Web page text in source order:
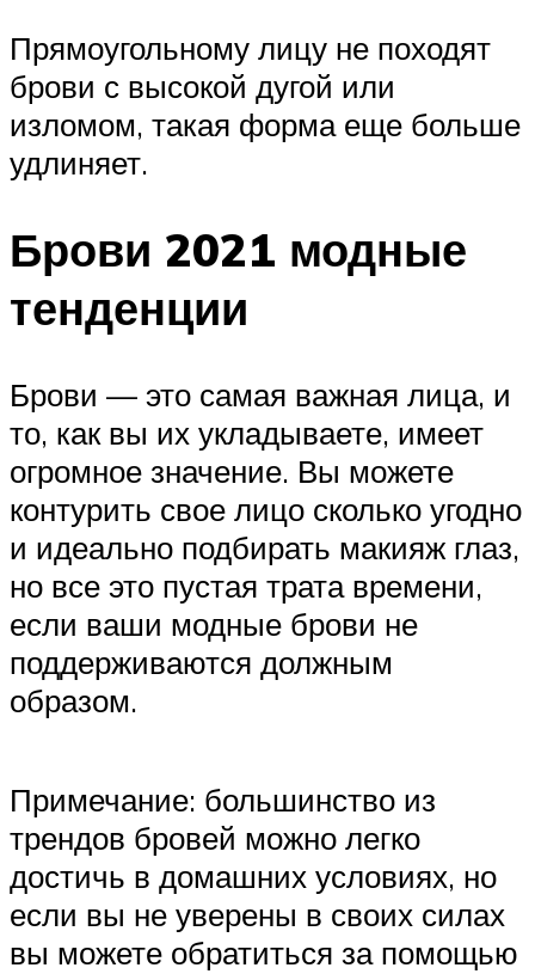
Прямоугольному лицу не походят
брови с высокой дугой или
изломом, такая форма еще больше
удлиняет.
Брови 2021 модные
тенденции
Брови — это самая важная лица, и
то, как вы их укладываете, имеет
огромное значение. Вы можете
контурить свое лицо сколько угодно
и идеально подбирать макияж глаз,
но все это пустая трата времени,
если ваши модные брови не
поддерживаются должным
образом.
Примечание: большинство из
трендов бровей можно легко
достичь в домашних условиях, но
если вы не уверены в своих силах
вы можете обратиться за помощью